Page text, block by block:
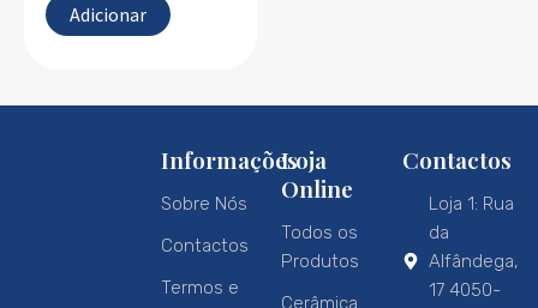
Adicionar
Informações
Sobre Nós
Contactos
Termos e
Loja
Online
Todos os
Produtos
Cerâmica
Contactos
Loja 1: Rua
da
Alfândega,
17 4050-